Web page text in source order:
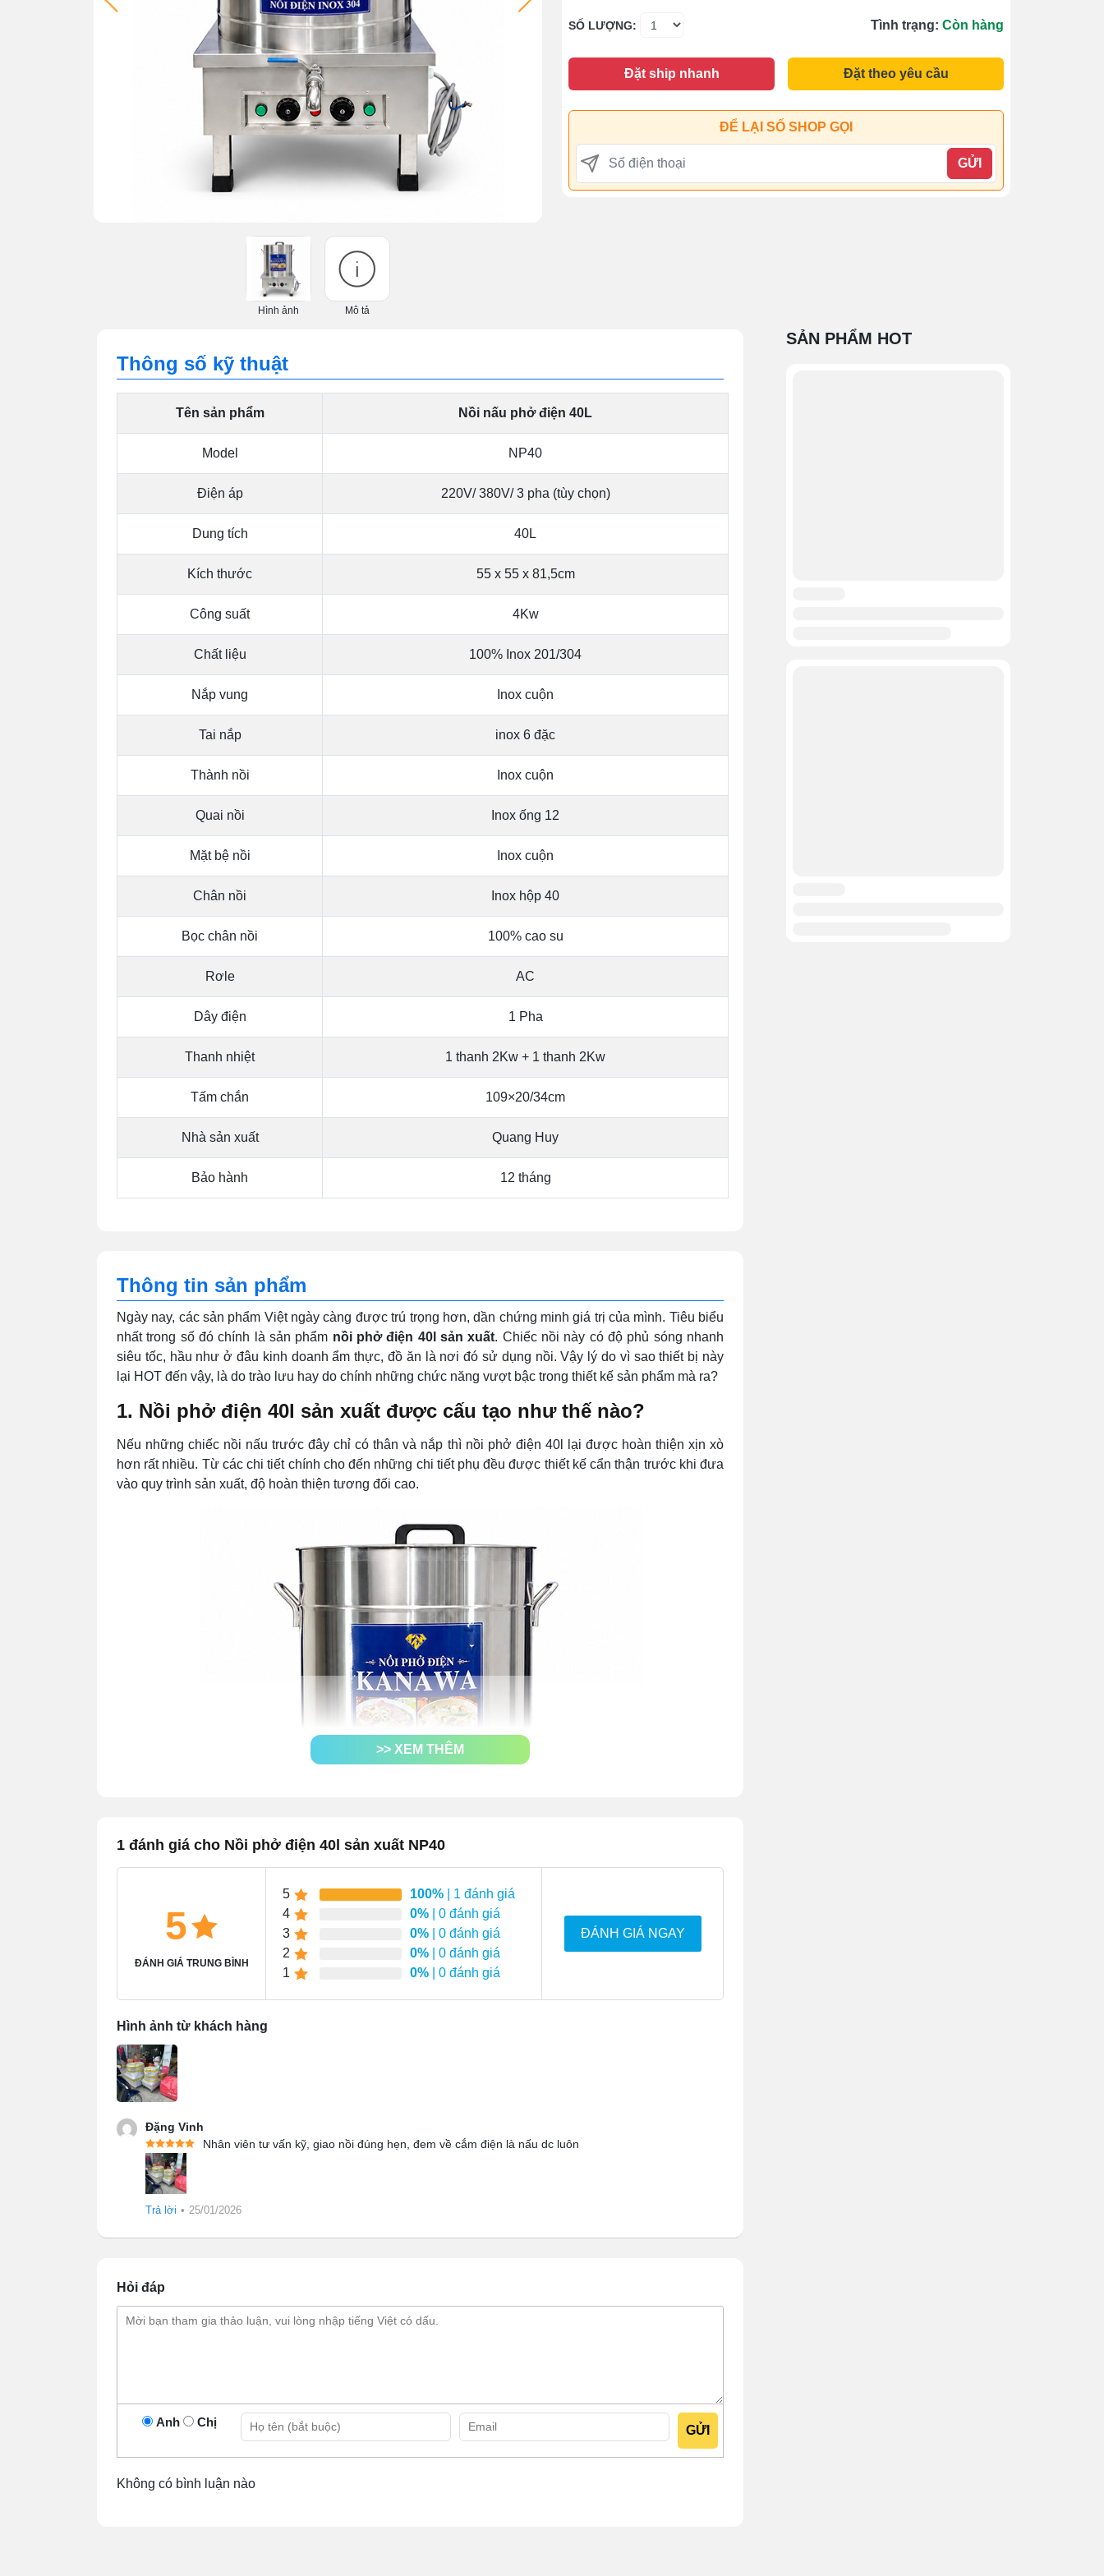
Hình ảnh Mô tả
SỐ LƯỢNG: Tình trạng: Còn hàng
Đặt ship nhanh Đặt theo yêu cầu
ĐỂ LẠI SỐ SHOP GỌI
GỬI
Thông số kỹ thuật
Tên sản phẩm Nồi nấu phở điện 40L
Model NP40
Điện áp 220V/ 380V/ 3 pha (tùy chọn)
Dung tích 40L
Kích thước 55 x 55 x 81,5cm
Công suất 4Kw
Chất liệu 100% Inox 201/304
Nắp vung Inox cuộn
Tai nắp inox 6 đặc
Thành nồi Inox cuộn
Quai nồi Inox ống 12
Mặt bệ nồi Inox cuộn
Chân nồi Inox hộp 40
Bọc chân nồi 100% cao su
Rơle AC
Dây điện 1 Pha
Thanh nhiệt 1 thanh 2Kw + 1 thanh 2Kw
Tấm chắn 109×20/34cm
Nhà sản xuất Quang Huy
Bảo hành 12 tháng
Thông tin sản phẩm
Ngày nay, các sản phẩm Việt ngày càng được trú trọng hơn, dần chứng minh giá trị của mình. Tiêu biểu
nhất trong số đó chính là sản phẩm nồi phở điện 40l sản xuất. Chiếc nồi này có độ phủ sóng nhanh
siêu tốc, hầu như ở đâu kinh doanh ẩm thực, đồ ăn là nơi đó sử dụng nồi. Vậy lý do vì sao thiết bị này
lại HOT đến vậy, là do trào lưu hay do chính những chức năng vượt bậc trong thiết kế sản phẩm mà ra?
1. Nồi phở điện 40l sản xuất được cấu tạo như thế nào?
Nếu những chiếc nồi nấu trước đây chỉ có thân và nắp thì nồi phở điện 40l lại được hoàn thiện xịn xò
hơn rất nhiều. Từ các chi tiết chính cho đến những chi tiết phụ đều được thiết kế cẩn thận trước khi đưa
vào quy trình sản xuất, độ hoàn thiện tương đối cao.
1.1 Thành nồi
Thành nồi có 3 lớp: Với 2 lớp inox và 1 lớp giữ nhiệt, tổng thể tạo nên 1 phần thân vô cùng dày, chắc.
Thân nồi có thế mạnh là giữ được nhiệt nóng lâu, giảm thời gian đun sôi. Ngoài ra, còn có thể cách
nhiệt cực kỳ an toàn trong khi đun nấu. Cùng với tính năng 10 điểm thì hình thức thân nồi cũng phải đạt
cỡ 9 điểm. Bởi lớp inox cho màu rất sáng, nhìn sang, không bám bẩn và lau chùi cực dễ.
>> XEM THÊM
1 đánh giá cho Nồi phở điện 40l sản xuất NP40
5
ĐÁNH GIÁ TRUNG BÌNH
5 100% | 1 đánh giá
4
0% | 0 đánh giá
3
0% | 0 đánh giá
2
0% | 0 đánh giá
1
0% | 0 đánh giá
ĐÁNH GIÁ NGAY
Hình ảnh từ khách hàng
Đặng Vinh
Nhân viên tư vấn kỹ, giao nồi đúng hẹn, đem về cắm điện là nấu dc luôn
Trả lời • 25/01/2026
Hỏi đáp
Anh Chị
Không có bình luận nào
SẢN PHẨM HOT